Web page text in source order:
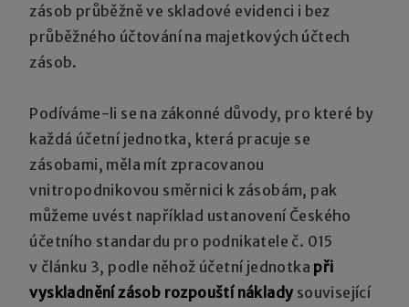
zásob průběžně ve skladové evidenci i bez
průběžného účtování na majetkových účtech
zásob.
Podíváme-li se na zákonné důvody, pro které by
každá účetní jednotka, která pracuje se
zásobami, měla mít zpracovanou
vnitropodnikovou směrnici k zásobám, pak
můžeme uvést například ustanovení Českého
účetního standardu pro podnikatele č. 015
v článku 3, podle něhož účetní jednotka při
vyskladnění zásob rozpouští nákladysouvisející